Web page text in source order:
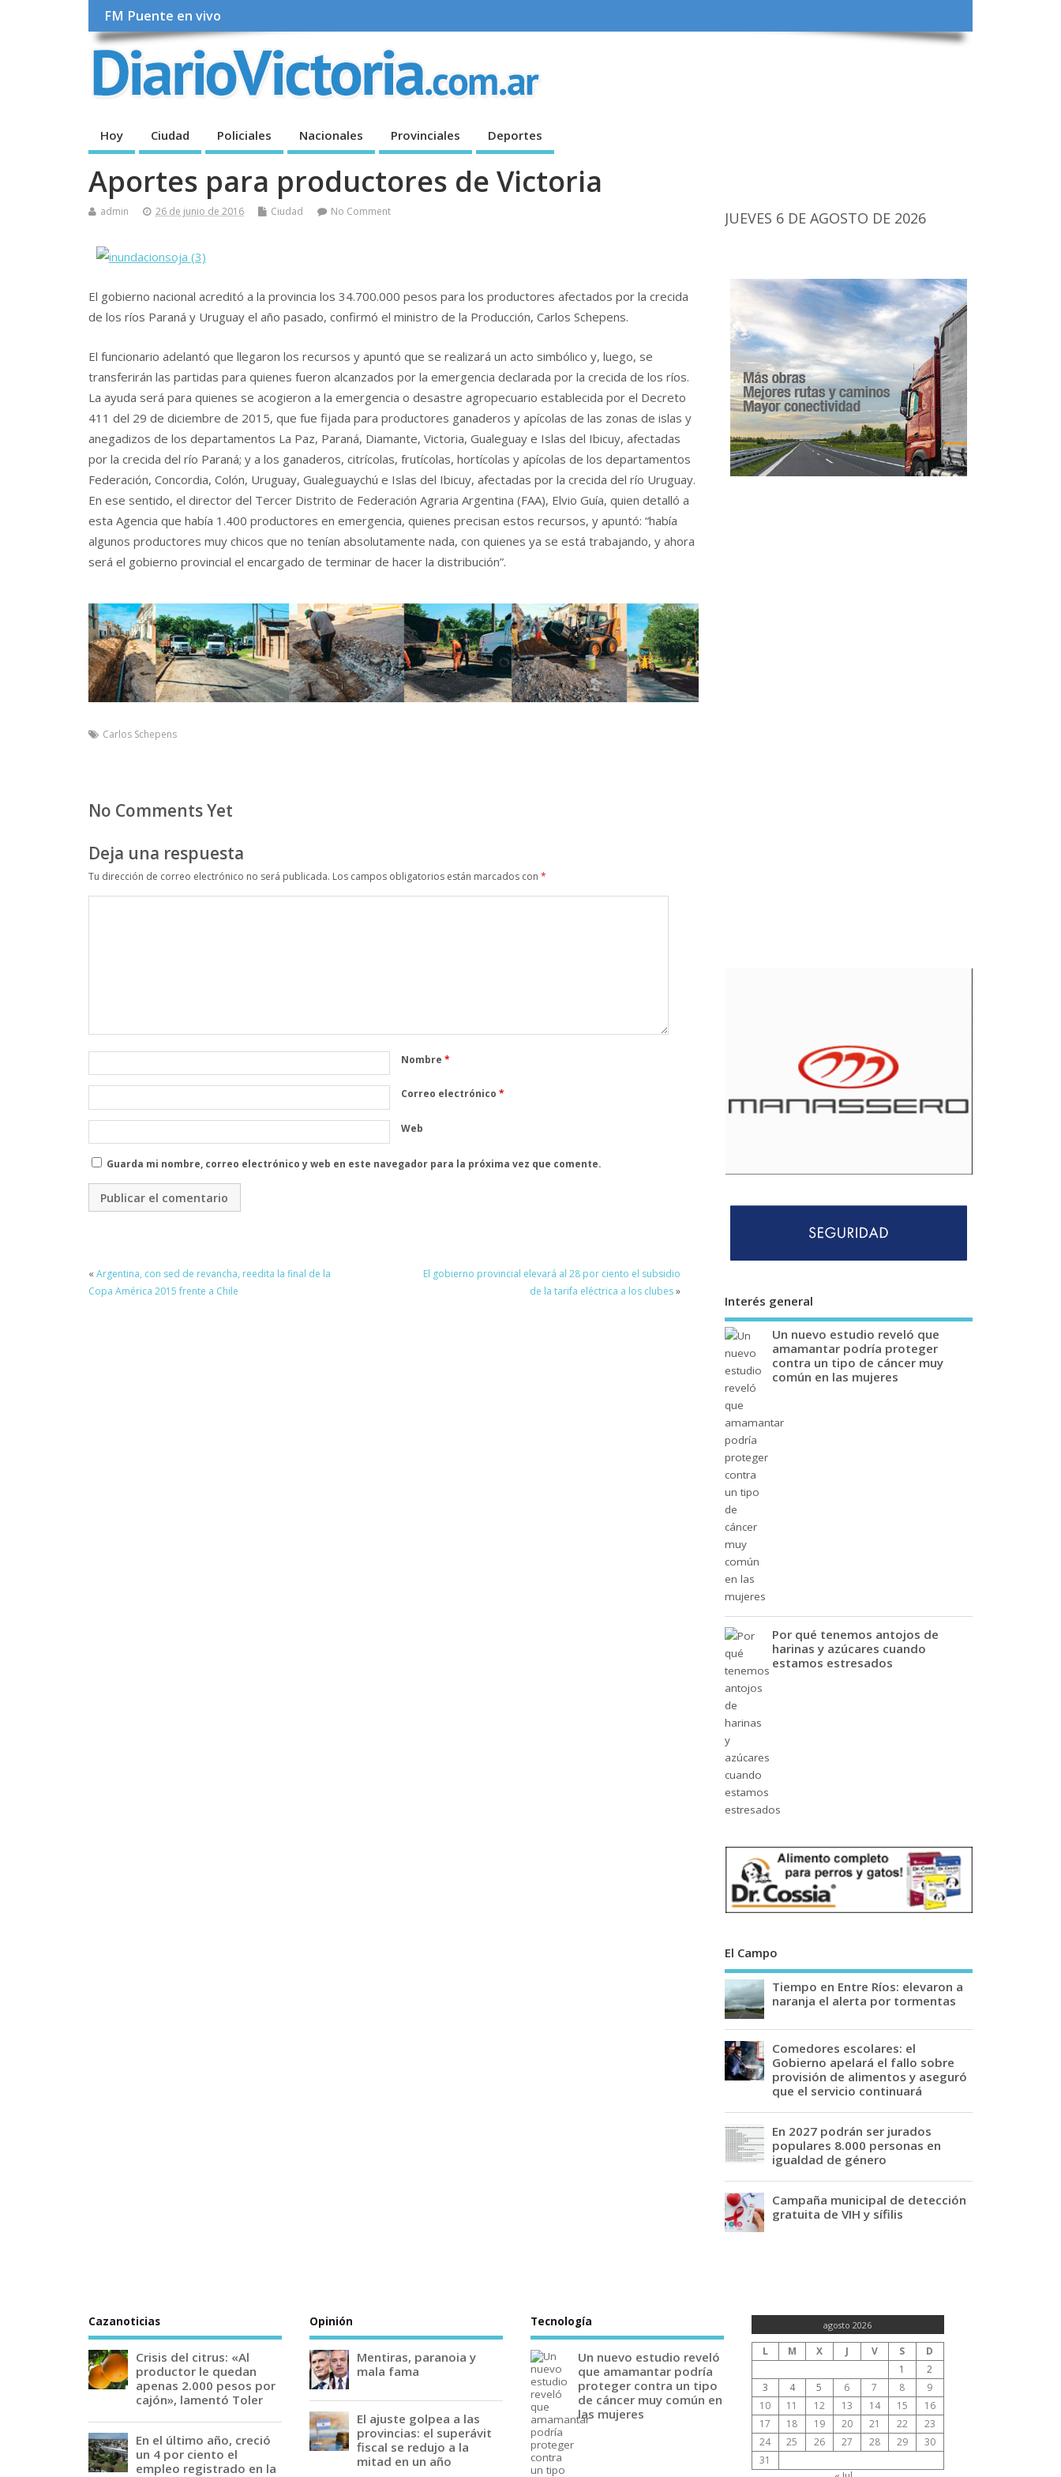
FM Puente en vivo
Hoy Ciudad Policiales Nacionales Provinciales Deportes
Aportes para productores de Victoria
admin 26 de junio de 2016 Ciudad No Comment
El gobierno nacional acreditó a la provincia los 34.700.000 pesos para los productores afectados por la crecida
de los ríos Paraná y Uruguay el año pasado, confirmó el ministro de la Producción, Carlos Schepens.
El funcionario adelantó que llegaron los recursos y apuntó que se realizará un acto simbólico y, luego, se
transferirán las partidas para quienes fueron alcanzados por la emergencia declarada por la crecida de los ríos.
La ayuda será para quienes se acogieron a la emergencia o desastre agropecuario establecida por el Decreto
411 del 29 de diciembre de 2015, que fue fijada para productores ganaderos y apícolas de las zonas de islas y
anegadizos de los departamentos La Paz, Paraná, Diamante, Victoria, Gualeguay e Islas del Ibicuy, afectadas
por la crecida del río Paraná; y a los ganaderos, citrícolas, frutícolas, hortícolas y apícolas de los departamentos
Federación, Concordia, Colón, Uruguay, Gualeguaychú e Islas del Ibicuy, afectadas por la crecida del río Uruguay.
En ese sentido, el director del Tercer Distrito de Federación Agraria Argentina (FAA), Elvio Guía, quien detalló a
esta Agencia que había 1.400 productores en emergencia, quienes precisan estos recursos, y apuntó: “había
algunos productores muy chicos que no tenían absolutamente nada, con quienes ya se está trabajando, y ahora
será el gobierno provincial el encargado de terminar de hacer la distribución”.
Carlos Schepens
No Comments Yet
Deja una respuesta
Tu dirección de correo electrónico no será publicada. Los campos obligatorios están marcados con *
Nombre *
Correo electrónico *
Web
Guarda mi nombre, correo electrónico y web en este navegador para la próxima vez que comente.
« Argentina, con sed de revancha, reedita la final de la
Copa América 2015 frente a Chile
El gobierno provincial elevará al 28 por ciento el subsidio
de la tarifa eléctrica a los clubes»
JUEVES 6 DE AGOSTO DE 2026
Interés general
Un nuevo estudio reveló que
amamantar podría proteger
contra un tipo de cáncer muy
común en las mujeres
Por qué tenemos antojos de
harinas y azúcares cuando
estamos estresados
El Campo
Tiempo en Entre Ríos: elevaron a
naranja el alerta por tormentas
Comedores escolares: el
Gobierno apelará el fallo sobre
provisión de alimentos y aseguró
que el servicio continuará
En 2027 podrán ser jurados
populares 8.000 personas en
igualdad de género
Campaña municipal de detección
gratuita de VIH y sífilis
Cazanoticias
Crisis del citrus: «Al
productor le quedan
apenas 2.000 pesos por
cajón», lamentó Toler
En el último año, creció
un 4 por ciento el
empleo registrado en la
Opinión
Mentiras, paranoia y
mala fama
El ajuste golpea a las
provincias: el superávit
fiscal se redujo a la
mitad en un año
Tecnología
Un nuevo estudio reveló
que amamantar podría
proteger contra un tipo
de cáncer muy común en
las mujeres
agosto 2026
L M X J V S
D
1
2
3
4 5 6 7 8
9
10
11 12 13 14 15
16
17
18 19 20 21 22
23
24
25 26 27 28 29
30
31